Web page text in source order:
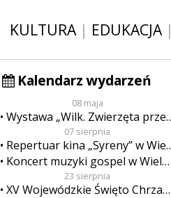
KULTURA| EDUKACJA|
Kalendarz wydarzeń
08 maja
Wystawa „Wilk. Zwierzęta przeklęte”
07 sierpnia
Repertuar kina „Syreny” w Wieluniu w dn. od 7 do 13 sierpnia
Koncert muzyki gospel w Wieluniu
23 sierpnia
XV Wojewódzkie Święto Chrzanu